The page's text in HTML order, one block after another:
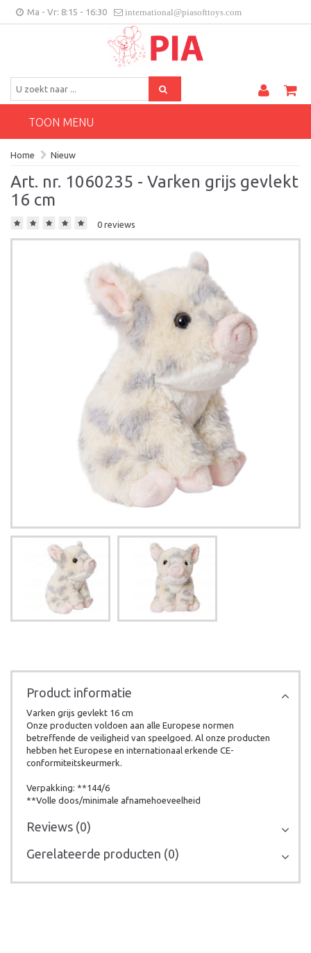
Ma - Vr: 8:15 - 16:30 international@piasofttoys.com
Klantenfeedback
BE/NL
TOON MENU
Home Nieuw
Art. nr. 1060235 - Varken grijs gevlekt
16 cm
0 reviews
Product informatie
Varken grijs gevlekt 16 cm
Onze producten voldoen aan alle Europese normen
betreffende de veiligheid van speelgoed. Al onze producten
hebben het Europese en internationaal erkende CE-
conformiteitskeurmerk.
Verpakking: **144/6
**Volle doos/minimale afnamehoeveelheid
Reviews (0)
Gerelateerde producten (0)